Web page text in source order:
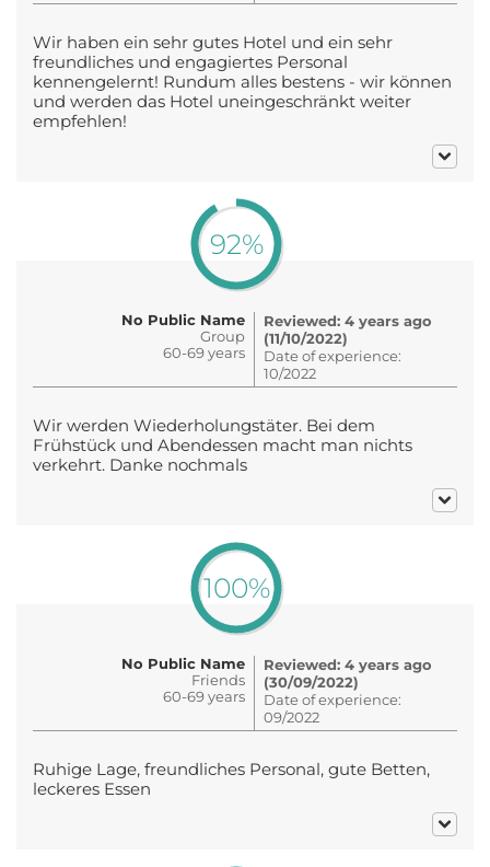
Wir haben ein sehr gutes Hotel und ein sehr
freundliches und engagiertes Personal
kennengelernt! Rundum alles bestens - wir können
und werden das Hotel uneingeschränkt weiter
empfehlen!
92%
No Public Name
Group
60-69 years
Reviewed: 4 years ago
(11/10/2022)
Date of experience:
10/2022
Wir werden Wiederholungstäter. Bei dem
Frühstück und Abendessen macht man nichts
verkehrt. Danke nochmals
100%
No Public Name
Friends
60-69 years
Reviewed: 4 years ago
(30/09/2022)
Date of experience:
09/2022
Ruhige Lage, freundliches Personal, gute Betten,
leckeres Essen